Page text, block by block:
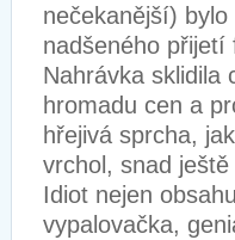
nečekanější)
nadšeného přijetí
Nahrávka sklidila
hromadu cen a
hřejivá sprcha,
vrchol, snad
Idiot nejen
vypalovačka,